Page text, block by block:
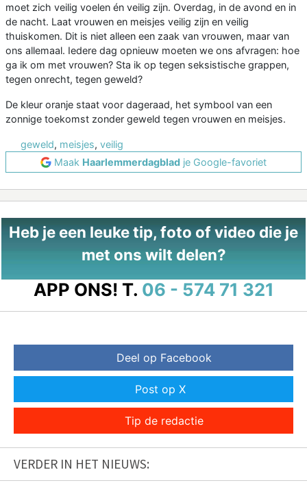
moet zich veilig voelen én veilig zijn. Overdag, in de avond en in
de nacht. Laat vrouwen en meisjes veilig zijn en veilig
thuiskomen. Dit is niet alleen een zaak van vrouwen, maar van
ons allemaal. Iedere dag opnieuw moeten we ons afvragen: hoe
ga ik om met vrouwen? Sta ik op tegen seksistische grappen,
tegen onrecht, tegen geweld?
De kleur oranje staat voor dageraad, het symbool van een
zonnige toekomst zonder geweld tegen vrouwen en meisjes.
geweld, meisjes, veilig
Maak Haarlemmerdagblad je Google-favoriet
Heb je een leuke tip, foto of video die je
met ons wilt delen?
APP ONS! T. 06 - 574 71 321
Deel op Facebook
Post op X
Tip de redactie
VERDER IN HET NIEUWS: